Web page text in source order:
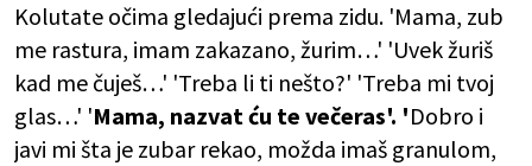
Kolutate očima gledajući prema zidu. 'Mama, zub
me rastura, imam zakazano, žurim…' 'Uvek žuriš
kad me čuješ…' 'Treba li ti nešto?' 'Treba mi tvoj
glas…' 'Mama, nazvat ću te večeras'. 'Dobro i
javi mi šta je zubar rekao, možda imaš granulom,